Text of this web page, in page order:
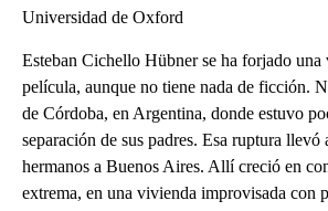
Universidad de Oxford
Esteban Cichello Hübner se ha forjado una
película, aunque no tiene nada de ficción.
de Córdoba, en Argentina, donde estuvo
separación de sus padres. Esa ruptura llevó
hermanos a Buenos Aires. Allí creció en
extrema, en una vivienda improvisada con